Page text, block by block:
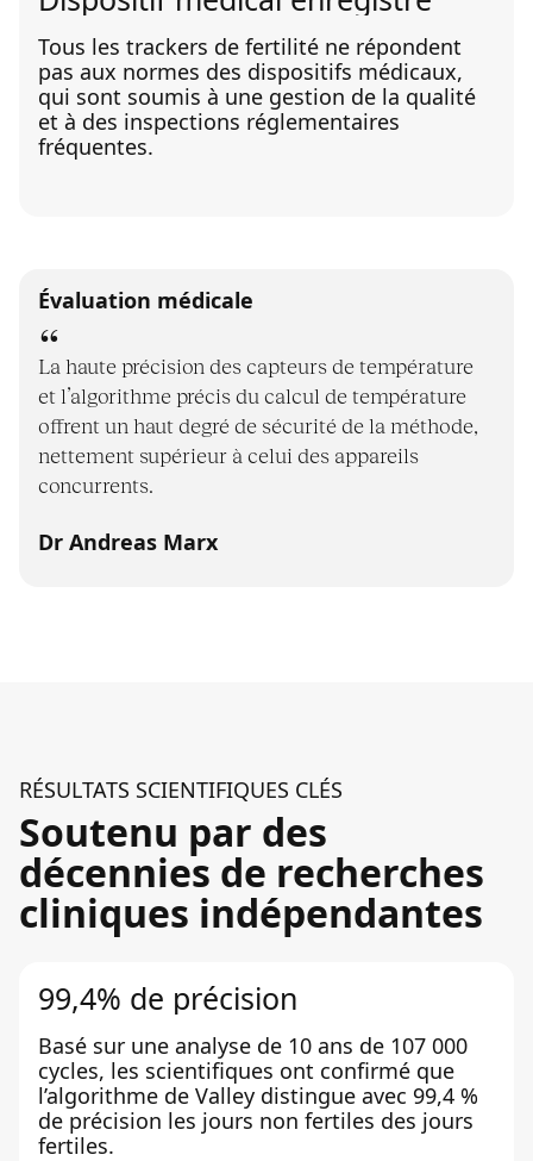
Tous les trackers de fertilité ne répondent
pas aux normes des dispositifs médicaux,
qui sont soumis à une gestion de la qualité
et à des inspections réglementaires
fréquentes.
Évaluation médicale
La haute précision des capteurs de température
et l’algorithme précis du calcul de température
offrent un haut degré de sécurité de la méthode,
nettement supérieur à celui des appareils
concurrents.
Dr Andreas Marx
RÉSULTATS SCIENTIFIQUES CLÉS
Soutenu par des
décennies de recherches
cliniques indépendantes
99,4% de précision
Basé sur une analyse de 10 ans de 107 000
cycles, les scientifiques ont confirmé que
l’algorithme de Valley distingue avec 99,4 %
de précision les jours non fertiles des jours
fertiles.